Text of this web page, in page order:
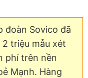
đoàn Sovico đã
triệu mẫu xét
phí trên nền
Mạnh. Hàng